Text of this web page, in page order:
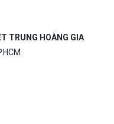
TRUNG HOÀNG GIA